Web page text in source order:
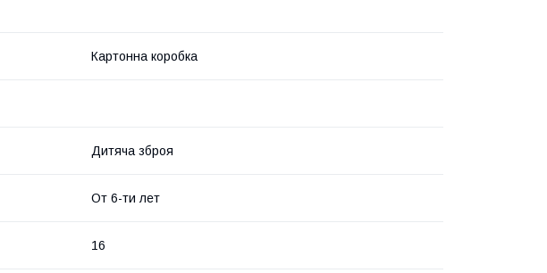
Картонна коробка
Дитяча зброя
От 6-ти лет
16